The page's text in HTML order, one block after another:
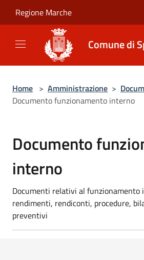
Regione Marche
Comune di
Home > Amministrazione >
Documento funzionamento interno
Documento
interno
Documenti relativi al funzionamento
rendimenti, rendiconti, procedure,
preventivi